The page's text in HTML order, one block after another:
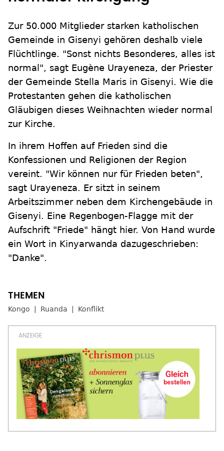
Zur 50.000 Mitglieder starken katholischen
Gemeinde in Gisenyi gehören deshalb viele
Flüchtlinge. "Sonst nichts Besonderes, alles ist
normal", sagt Eugène Urayeneza, der Priester
der Gemeinde Stella Maris in Gisenyi. Wie die
Protestanten gehen die katholischen
Gläubigen dieses Weihnachten wieder normal
zur Kirche.
In ihrem Hoffen auf Frieden sind die
Konfessionen und Religionen der Region
vereint. "Wir können nur für Frieden beten",
sagt Urayeneza. Er sitzt in seinem
Arbeitszimmer neben dem Kirchengebäude in
Gisenyi. Eine Regenbogen-Flagge mit der
Aufschrift "Friede" hängt hier. Von Hand wurde
ein Wort in Kinyarwanda dazugeschrieben:
"Danke".
Kongo Ruanda Konflikt